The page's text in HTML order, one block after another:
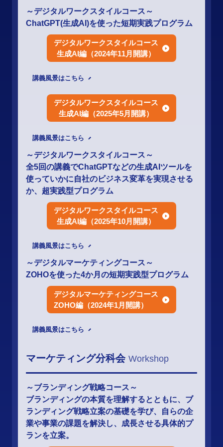
～デジタルワークスタイルコース～
ChatGPT(生成AI)を使った短期実践プログラム
デジタルワークスタイルコース
生成AI編（2024年11月開講）
講義風景はこちら
デジタルワークスタイルコース
生成AI編（2025年5月開講）
講義風景はこちら
～デジタルワークスタイルコース～
全5回の講義でChatGPTなどの生成AIツールを
使っていかに自社のビジネス変革を実現させる
か、超実践型プログラム
デジタルワークスタイルコース
生成AI編（2025年10月開講）
講義風景はこちら
～デジタルマーケティングコース～
ZOHOを使った4か月の短期実践型プログラム
デジタルマーケティングコース
ZOHO編（2024年1月開講）
講義風景はこちら
マーケティング分科会 Workshop
～ブランディング戦略コース～
ブランディングの本質を理解するとともに、ブ
ランディング戦略立案の基礎を学び、自らの企
業や事業の課題を解決し、成長させる具体的プ
ランを立案。